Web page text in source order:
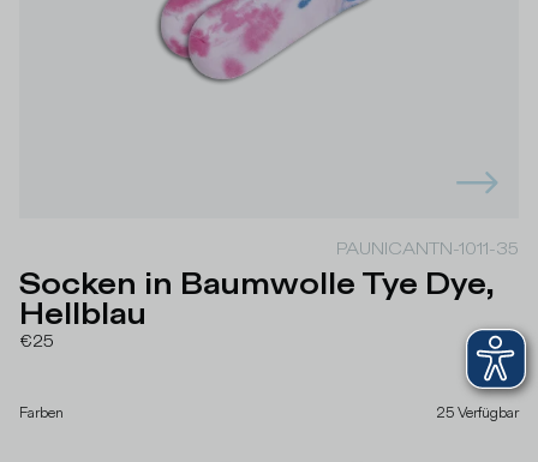
PAUNICANTN-1011-35
Socken in Baumwolle Tye Dye,
Hellblau
€25
Farben 25 Verfügbar